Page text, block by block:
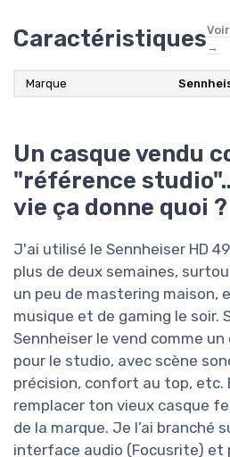
Caractéristiques →
Marque
Un casque vendu
"référence
vie ça donne quoi ?
J'ai utilisé le Sennheiser HD
plus de deux semaines,
un peu de mastering maison,
musique et de gaming le soir.
Sennheiser le vend comme
pour le studio, avec scène
précision, confort au top, etc.
remplacer ton vieux casque
de la marque. Je l’ai branché
interface audio (Focusrite)